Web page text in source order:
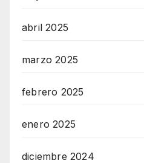
abril 2025
marzo 2025
febrero 2025
enero 2025
diciembre 2024